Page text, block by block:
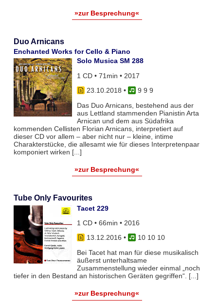
»zur Besprechung«
Duo Arnicans
Enchanted Works for Cello & Piano
Solo Musica SM 288
1 CD • 71min • 2017
23.10.2018 •
9 9 9
Das Duo Arnicans, bestehend aus der
aus Lettland stammenden Pianistin Arta
Arnican und dem aus Südafrika
kommenden Cellisten Florian Arnicans, interpretiert auf
dieser CD vor allem – aber nicht nur – kleine, intime
Charakterstücke, die allesamt wie für dieses Interpretenpaar
komponiert wirken [...]
»zur Besprechung«
Tube Only Favourites
Tacet 229
1 CD • 66min • 2016
13.12.2016 •
10 10 10
Bei Tacet hat man für diese musikalisch
äußerst unterhaltsame
Zusammenstellung wieder einmal „noch
tiefer in den Bestand an historischen Geräten gegriffen“. [...]
»zur Besprechung«